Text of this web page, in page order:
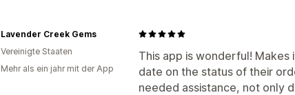
This app is wonderful!
date on the status of their
needed assistance, not only
Lavender Creek Gems
Vereinigte Staaten
Mehr als ein jahr mit der App